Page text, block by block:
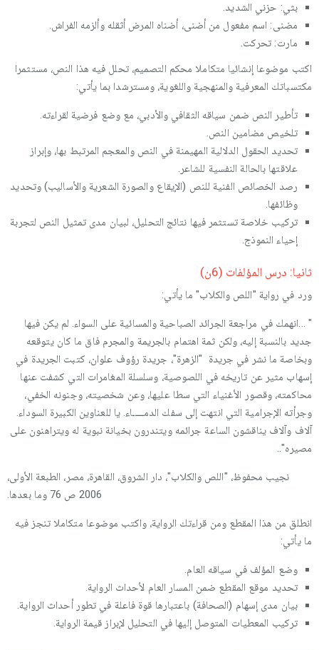
بثي: حزني الشديد.
مضنى: اسم مفعول من أضنى، أضناه المرض أثقله وألزمه الفراش.
مارت: تحركت.
اكتب موضوعا إنشائيا متكاملا محكم التصميم، تحلل فيه هذا النص، مستثمرا
مكتسباتك المعرفية والمنهجية واللغوية، ومسترشدا بما يأتي:
تأطير النص ضمن سياقه الثقافي والأدبي، مع وضع فرضية لقراءته.
تلخيص مضامين النص.
تحديد الحقول الدلالية المهيمنة في النص والمعجم المرتبط بها، وإبراز
علاقتها بالحالة النفسية للشاعر.
رصد الخصائص الفنية للنص (الإيقاع والصورة الشعرية والأساليب) وتحديد
وظائفها.
تركيب خلاصة تستثمر فيها نتائج التحليل، لبيان مدى تمثيل النص لتجربة
إحياء النموذج.
ثانيا: درس المؤلفات (6ن)
ورد في رواية "اللص والكلاب" ما يأتي:
" ...انهمك في مراجعة الجرائد الصباحية والمسائية على السواء. لم يكن فيها
جديد بالنسبة إليه، ولكن ثمة اهتمام بالجريمة والمجرم فاق ما كان يتوقعه
وبخاصة ما نشر في جريدة "الزهرة"، جريدة رؤوف علوان، كتبت الجريدة في
إسهاب مثير عن تاريخه في اللصوصية، وسلسلة المغامرات التي كشفت عنها
محاكمته، وقصور الأغنياء التي سطا عليها، وعن شخصيته، وجنونه الخفي،
وجرأته الإجرامية التي انتهت إلى سفك الدمـــــاء. يا للعناوين الكبيرة السوداء.
آلاف وآلاف يناقشون الساعة جرائمه ويتندرون بخيانة نبوية له ويتراهنون على
مصيره"..
نجيب محفوظ، "اللص والكلاب"، دار الشروق، القاهرة، مصر، الطبعة الأولى،
2006 ص 76 وما بعدها.
انطلق من هذا المقطع ومن قراءتك الرواية، واكتب موضوعا متكاملا تنجز فيه
ما يأتي:
وضع المؤلف في سياقه العام.
تحديد موقع المقطع ضمن المسار العام لأحداث الرواية.
بيان مدى إسهام (الصحافة) باعتبارها قوة فاعلة في تطور أحداث الرواية.
تركيب المعطيات المتوصل إليها في التحليل لإبراز قيمة الرواية.